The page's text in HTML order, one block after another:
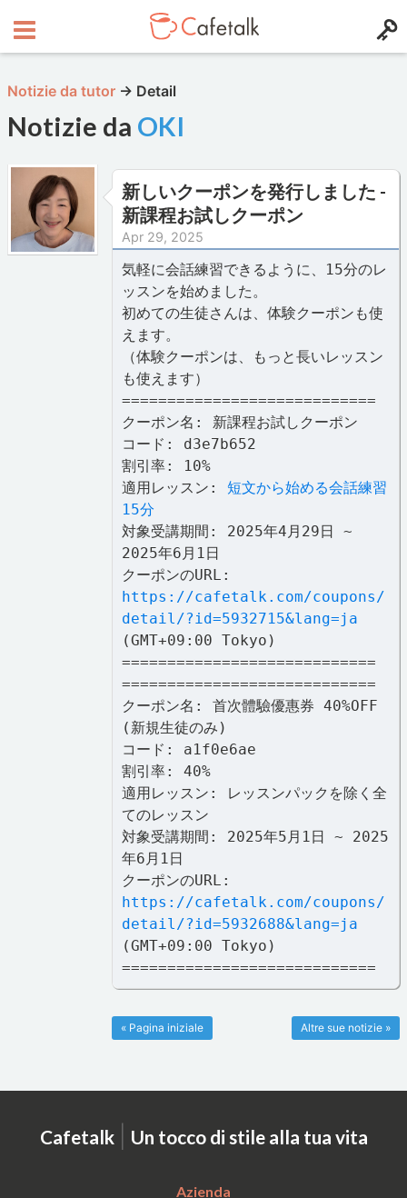
Notizie da tutor → Detail
Notizie da OKI
新しいクーポンを発行しました -
新課程お試しクーポン
Apr 29, 2025
気軽に会話練習できるように、15分のレ
ッスンを始めました。
初めての生徒さんは、体験クーポンも使
えます。
（体験クーポンは、もっと長いレッスン
も使えます）
============================
クーポン名: 新課程お試しクーポン
コード: d3e7b652
割引率: 10%
適用レッスン: 短文から始める会話練習
15分
対象受講期間: 2025年4月29日 ~
2025年6月1日
クーポンのURL:
https://cafetalk.com/coupons/
detail/?id=5932715&lang=ja
(GMT+09:00 Tokyo)
============================
============================
クーポン名: 首次體驗優惠券 40%OFF
(新規生徒のみ)
コード: a1f0e6ae
割引率: 40%
適用レッスン: レッスンパックを除く全
てのレッスン
対象受講期間: 2025年5月1日 ~ 2025
年6月1日
クーポンのURL:
https://cafetalk.com/coupons/
detail/?id=5932688&lang=ja
(GMT+09:00 Tokyo)
============================
Altre sue notizie »
« Pagina iniziale
Cafetalk | Un tocco di stile alla tua vita
Azienda